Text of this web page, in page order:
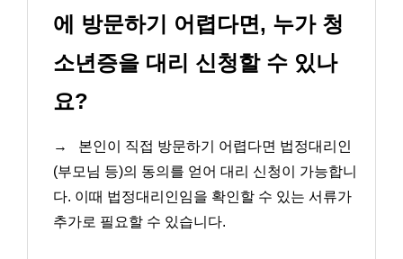
에 방문하기 어렵다면, 누가 청
소년증을 대리 신청할 수 있나
요?
→
본인이 직접 방문하기 어렵다면 법정대리인
(부모님 등)의 동의를 얻어 대리 신청이 가능합니
다. 이때 법정대리인임을 확인할 수 있는 서류가
추가로 필요할 수 있습니다.